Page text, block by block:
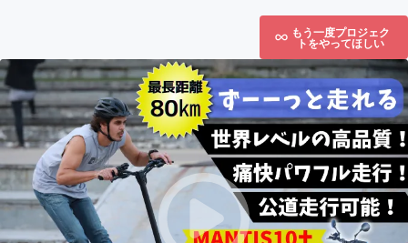
もう一度プロジェク
トをやってほしい